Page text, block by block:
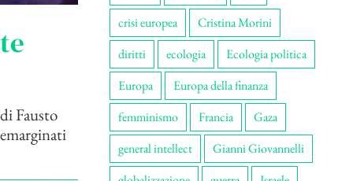
Fausto
crisi europea
Cristina Morini
diritti
ecologia
Ecologia politica
Europa
Europa della finanza
femminismo
Francia
Gaza
general intellect
Gianni Giovannelli